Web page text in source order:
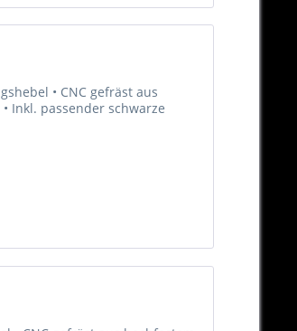
• CNC gefräst aus
Inkl. passender schwarze